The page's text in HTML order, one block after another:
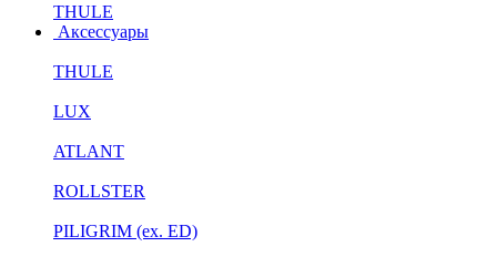
THULE
Аксессуары
THULE
LUX
ATLANT
ROLLSTER
PILIGRIM (ex. ED)